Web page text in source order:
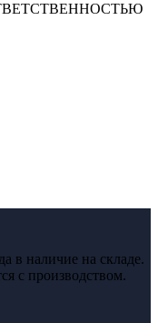
в наличие на складе.
с производством.